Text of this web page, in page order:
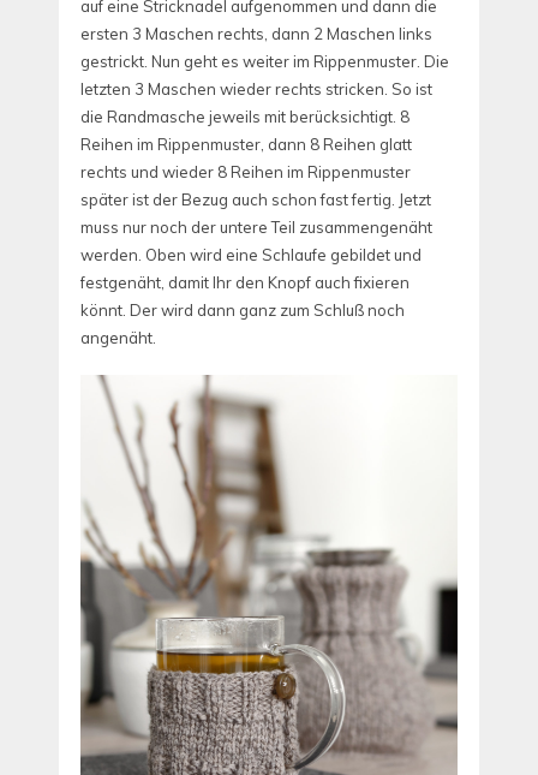
auf eine Stricknadel aufgenommen und dann die
ersten 3 Maschen rechts, dann 2 Maschen links
gestrickt. Nun geht es weiter im Rippenmuster. Die
letzten 3 Maschen wieder rechts stricken. So ist
die Randmasche jeweils mit berücksichtigt. 8
Reihen im Rippenmuster, dann 8 Reihen glatt
rechts und wieder 8 Reihen im Rippenmuster
später ist der Bezug auch schon fast fertig. Jetzt
muss nur noch der untere Teil zusammengenäht
werden. Oben wird eine Schlaufe gebildet und
festgenäht, damit Ihr den Knopf auch fixieren
könnt. Der wird dann ganz zum Schluß noch
angenäht.